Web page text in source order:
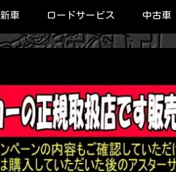
新車 ロードサービス 中古車